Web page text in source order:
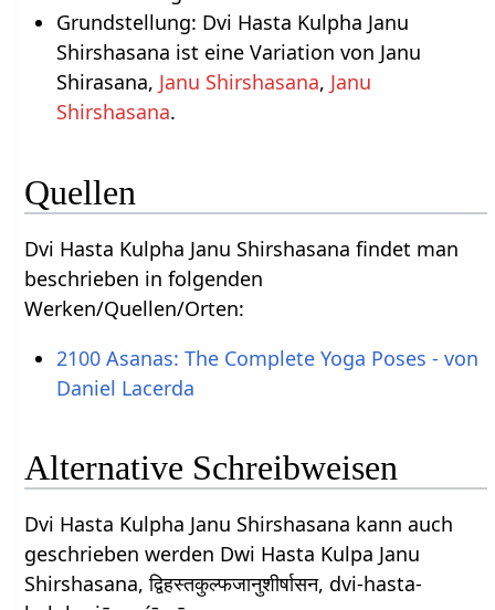
Grundstellung: Dvi Hasta Kulpha Janu
Shirshasana ist eine Variation von Janu
Shirasana, Janu Shirshasana, Janu
Shirshasana.
Quellen
Dvi Hasta Kulpha Janu Shirshasana findet man
beschrieben in folgenden
Werken/Quellen/Orten:
2100 Asanas: The Complete Yoga Poses - von
Daniel Lacerda
Alternative Schreibweisen
Dvi Hasta Kulpha Janu Shirshasana kann auch
geschrieben werden Dwi Hasta Kulpa Janu
Shirshasana, द्विहस्तकुल्फजानुशीर्षासन, dvi-hasta-